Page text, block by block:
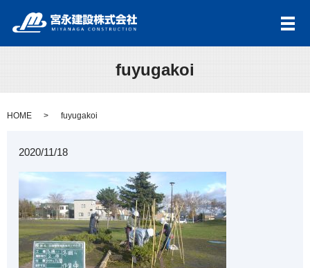
メ
fuyugakoi
HOME fuyugakoi
2020/11/18